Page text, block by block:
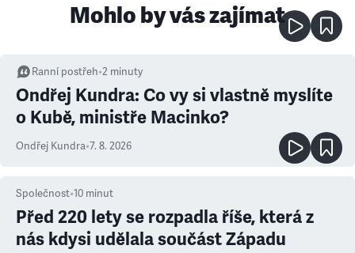
Mohlo by vás zajímat
Ranní postřeh•2 minuty
Ondřej Kundra: Co vy si vlastně myslíte
o Kubě, ministře Macinko?
Ondřej Kundra•7. 8. 2026
Společnost•10 minut
Před 220 lety se rozpadla říše, která z
nás kdysi udělala součást Západu